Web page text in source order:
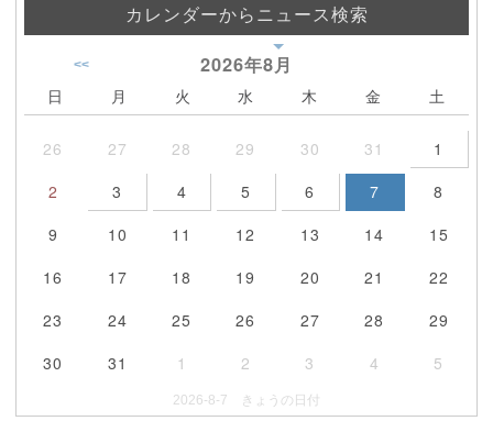
カレンダーからニュース検索
2026年8月
<<
日 月 火 水 木 金 土
26 27 28 29 30 31
1
2
3 4 5 6 7
8
9
10 11 12 13 14
15
16
17 18 19 20 21
22
23
24 25 26 27 28
29
30
31 1 2 3 4 5
2026-8-7 きょうの日付